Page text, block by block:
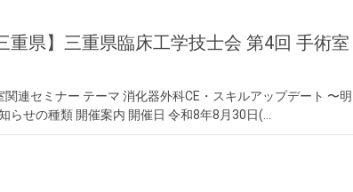
県】三重県臨床工学技士会 第4回 手術室
連セミナー テーマ 消化器外科CE・スキルアップデート 〜明
せの種類 開催案内 開催日 令和8年8月30日(…